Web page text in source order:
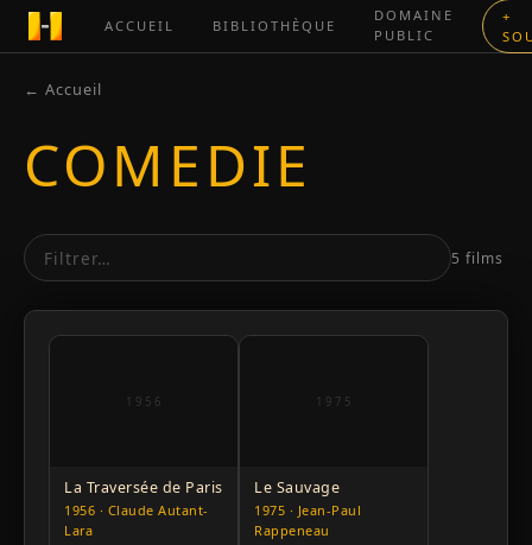
ACCUEIL BIBLIOTHÈQUE
DOMAINE
PUBLIC
+
← Accueil
COMEDIE
5 films
1956
La Traversée de Paris
1956 · Claude Autant-
Lara
1975
Le Sauvage
1975 · Jean-Paul
Rappeneau